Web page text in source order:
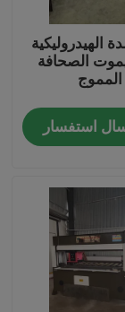
الهيدروليكية
الصحافة
استفسار